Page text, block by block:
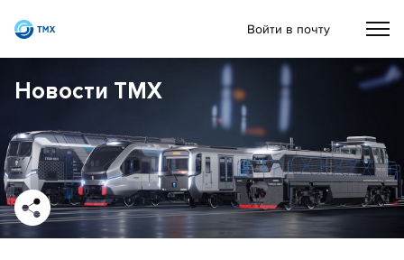
Войти в почту
Новости ТМХ